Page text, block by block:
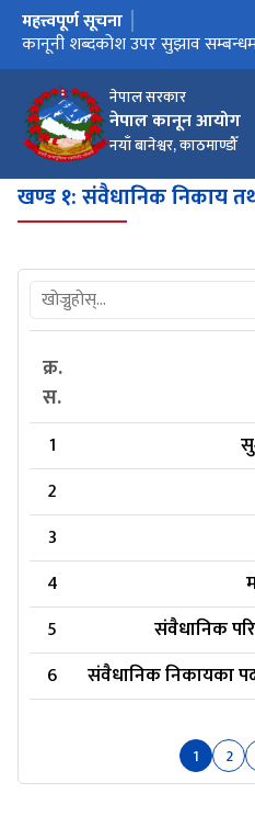
नेपाल सरकार
नेपाल कानून आयोग
नयाँ बानेश्वर, काठमाण्डौँ
मुख्य नेभिगेसनमा जानुहोस्
महत्त्वपूर्ण सूचना
कार्यालय स्थानान्तरण भएको सूचना ।
कानूनी शब्दकोश उपर सुझाव
कानूनी शब्दकोश
खण्ड १: संवैधानिक निकाय
क्र.
स.
1
2
3
4
5
संवैधानिक
6
संवैधानिक निकायका
1 2